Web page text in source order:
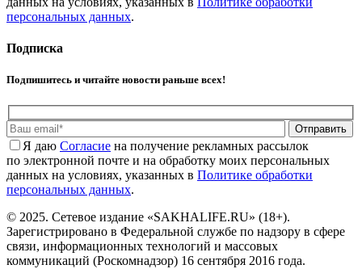
персональных данных.
Подписка
Подпишитесь и читайте новости раньше всех!
Отправить
Я даю Cогласие на получение рекламных рассылок
по электронной почте и на обработку моих персональных
данных на условиях, указанных в Политике обработки
персональных данных.
© 2025. Сетевое издание «SAKHALIFE.RU» (18+).
Зарегистрировано в Федеральной службе по надзору в сфере
связи, информационных технологий и массовых
коммуникаций (Роскомнадзор) 16 сентября 2016 года.